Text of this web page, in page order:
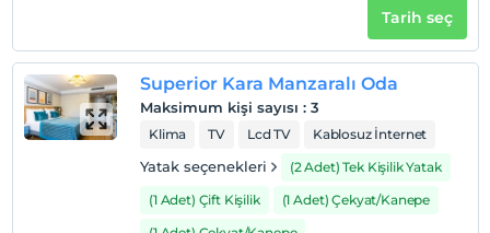
Tarih seç
Superior Kara Manzaralı Oda
Maksimum kişi sayısı : 3
Klima TV Lcd TV Kablosuz İnternet
Yatak seçenekleri
(2 Adet) Tek Kişilik Yatak
(1 Adet) Çift Kişilik
(1 Adet) Çekyat/Kanepe